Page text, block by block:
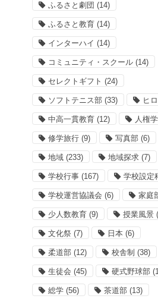
ふるさと劇団 (14)
ふるさと教育(14)
インターハイ (14)
コミュニティ・スクール(14)
セレクトギフト (24)
ソフトテニス部(33) ヒ
中高一貫教育(12) 人権
修学旅行(9) 写真部(6)
地域(233) 地域探求(7)
学校行事(167) 学校設定
学校運営協議会 (6) 家庭
少人数教育(9) 授業風景
文化祭 (7) 日本(6)
柔道部(12) 校舎制 (38)
生徒会 (45) 硬式野球部
総学(56) 茶道部(13)